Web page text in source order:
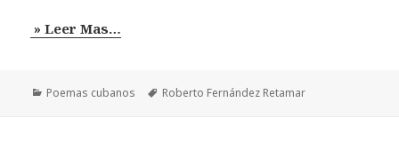
» Leer Mas…
Categorías
Poemas cubanos Etiquetas
Roberto Fernández Retamar